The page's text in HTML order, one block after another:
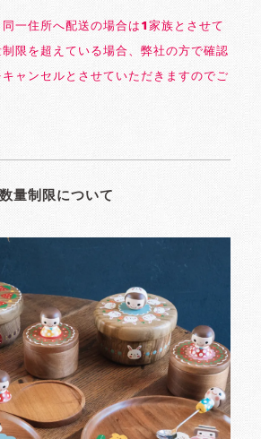
一住所へ配送の場合は1家族とさせて
限を超えている場合、弊社の方で確認
ャンセルとさせていただきますのでご
量制限について